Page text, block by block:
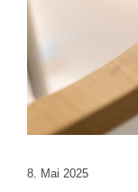
8. Mai 2025